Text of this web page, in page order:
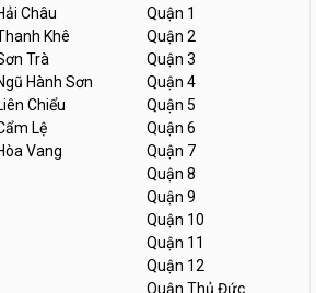
Châu
Khê
Trà
Hành Sơn
Chiểu
Lệ
Vang
Quận 1
Quận 2
Quận 3
Quận 4
Quận 5
Quận 6
Quận 7
Quận 8
Quận 9
Quận 10
Quận 11
Quận 12
Quận Thủ Đức